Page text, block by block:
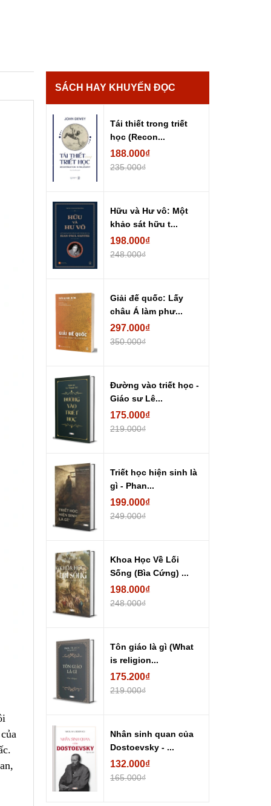
SÁCH HAY KHUYẾN ĐỌC
Tái thiết trong triết
học (Recon...
188.000₫
235.000₫
Hữu và Hư vô: Một
khảo sát hữu t...
198.000₫
248.000₫
Giải đế quốc: Lấy
châu Á làm phư...
297.000₫
350.000₫
Đường vào triết học -
Giáo sư Lê...
175.000₫
219.000₫
Triết học hiện sinh là
gì - Phan...
199.000₫
249.000₫
Khoa Học Về Lối
Sống (Bìa Cứng) ...
198.000₫
248.000₫
Tôn giáo là gì (What
is religion...
175.200₫
219.000₫
Nhân sinh quan của
Dostoevsky - ...
132.000₫
165.000₫